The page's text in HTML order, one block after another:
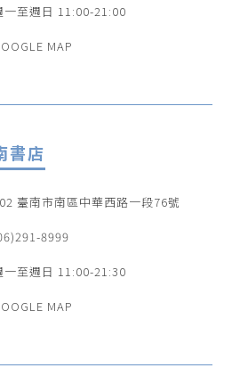
一至週日 11:00-21:00
MAP
書店
臺南市南區中華西路一段76號
8999
一至週日 11:00-21:30
MAP